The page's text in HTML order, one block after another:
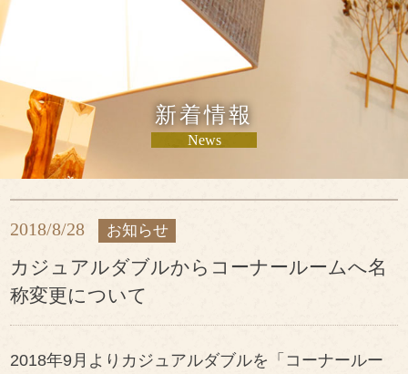
新着情報
News
2018/8/28 お知らせ
カジュアルダブルからコーナールームへ名
称変更について
2018年9月よりカジュアルダブルを「コーナールー